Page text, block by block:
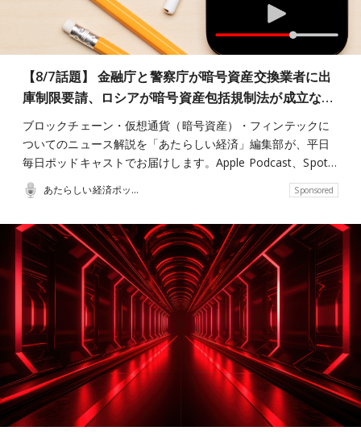
【8/7話題】 金融庁と警察庁が暗号資産交換業者に出
庫制限要請、ロシアが暗号資産包括規制法が成立な…
ブロックチェーン・仮想通貨（暗号資産）・フィンテックに
ついてのニュース解説を「あたらしい経済」編集部が、平日
毎日ポッドキャストでお届けします。Apple Podcast、Spot…
あたらしい経済ポッドキャスト Sponsored